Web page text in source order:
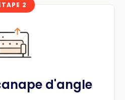
2
d'angle